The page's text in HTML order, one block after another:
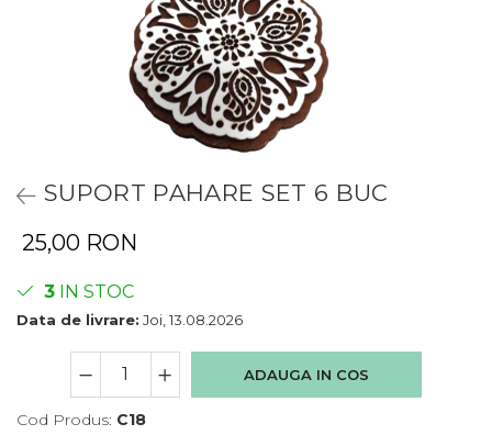
SUPORT PAHARE SET 6 BUC
25,00 RON
3 IN STOC
Data de livrare: Joi, 13.08.2026
ADAUGA IN COS
Cod Produs: C18